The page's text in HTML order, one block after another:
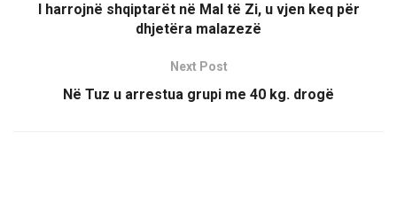
I harrojnë shqiptarët në Mal të Zi, u vjen keq për
dhjetëra malazezë
Next Post
Në Tuz u arrestua grupi me 40 kg. drogë